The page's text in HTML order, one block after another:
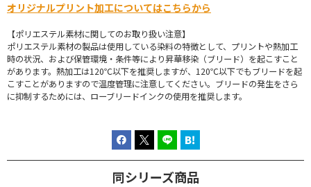
オリジナルプリント加工についてはこちらから
【ポリエステル素材に関してのお取り扱い注意】
ポリエステル素材の製品は使用している染料の特徴として、プリントや熱加工
時の状況、および保管環境・条件等により昇華移染（ブリード）を起こすこと
があります。熱加工は120℃以下を推奨しますが、120℃以下でもブリードを起
こすことがありますので温度管理に注意してください。ブリードの発生をさら
に抑制するためには、ローブリードインクの使用を推奨します。
同シリーズ商品